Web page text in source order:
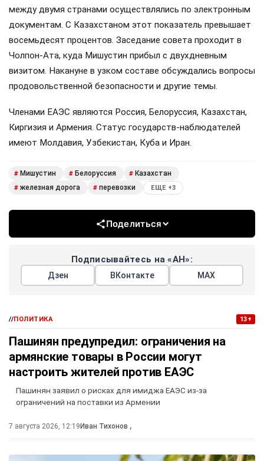
между двумя странами осуществлялись по электронным
документам. С Казахстаном этот показатель превышает
восемьдесят процентов. Заседание совета проходит в
Чолпон-Ата, куда Мишустин прибыл с двухдневным
визитом. Накануне в узком составе обсуждались вопросы
продовольственной безопасности и другие темы.
Членами ЕАЭС являются Россия, Белоруссия, Казахстан,
Киргизия и Армения. Статус государств-наблюдателей
имеют Молдавия, Узбекистан, Куба и Иран.
# Мишустин # Белоруссия # Казахстан
# железная дорога # перевозки ЕЩЕ +3
Поделиться
Подписывайтесь на «АН»:
Дзен ВКонтакте МАХ
//ПОЛИТИКА 13+
Пашинян предупредил: ограничения на
армянские товары в России могут
настроить жителей против ЕАЭС
Пашинян заявил о рисках для имиджа ЕАЭС из-за
ограничений на поставки из Армении
7 августа 2026, 12:19 Иван Тихонов ,